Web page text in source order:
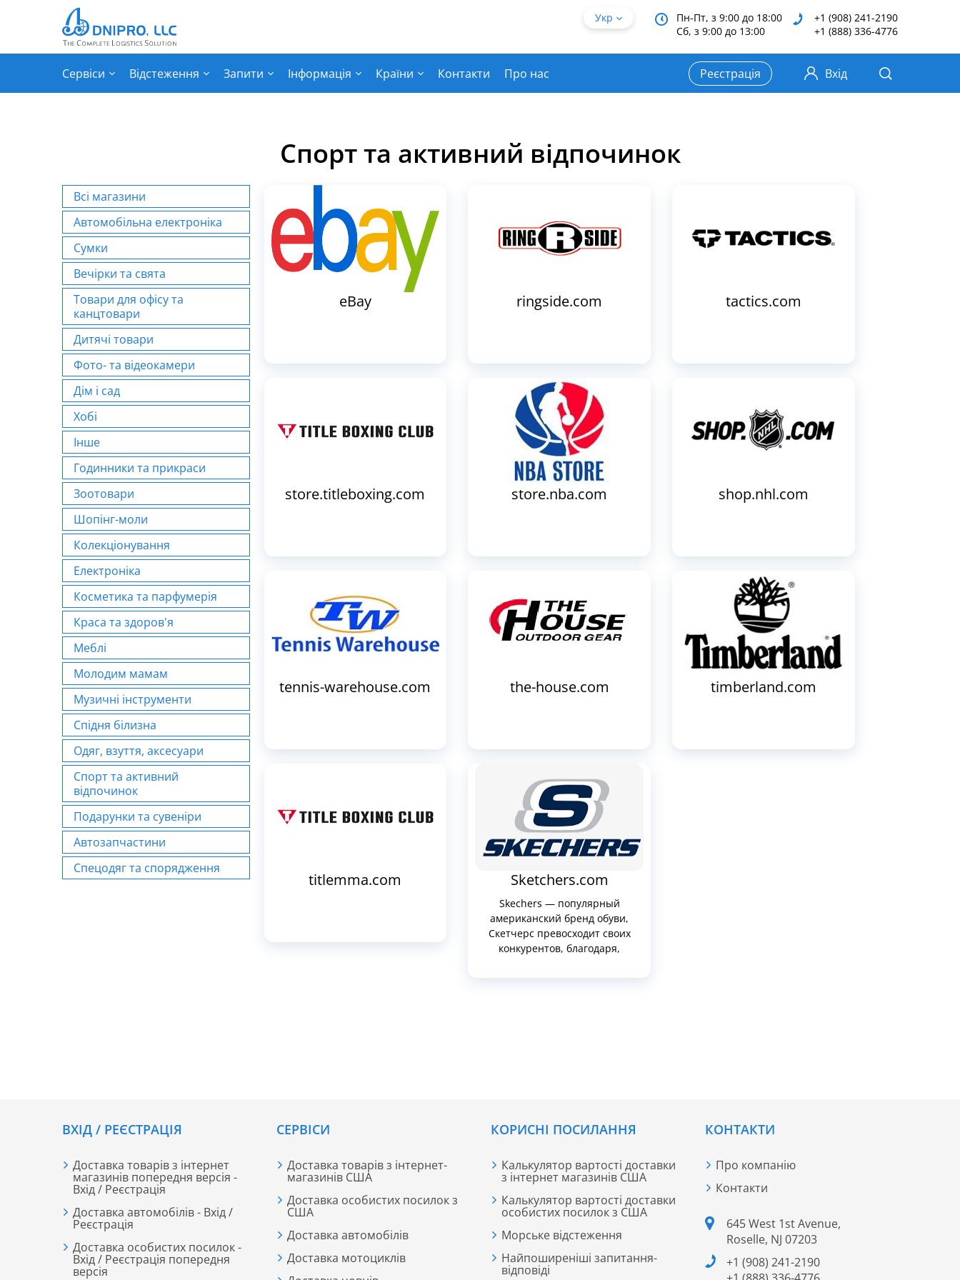
Спорт та активний відпочинок
Всі магазини
Автомобільна електроніка
Сумки
Вечірки та свята
Товари для офісу та
канцтовари
Дитячі товари
Фото- та відеокамери
Дім і сад
Хобі
Інше
Годинники та прикраси
Зоотовари
Шопінг-моли
Колекціонування
Електроніка
Косметика та парфумерія
Краса та здоров'я
Меблі
Молодим мамам
Музичні інструменти
Спідня білизна
Одяг, взуття, аксесуари
Спорт та активний
відпочинок
Подарунки та сувеніри
Автозапчастини
Спецодяг та спорядження
eBay ringside.com tactics.com
store.titleboxing.com store.nba.com shop.nhl.com
tennis-warehouse.com the-house.com timberland.com
titlemma.com Sketchers.com
Skechers — популярный
американский бренд обуви,
Скетчерс превосходит своих
конкурентов, благодаря,
специальных анатомических
Укр
Пн-Пт, з 9:00 до 18:00
Сб, з 9:00 до 13:00
+1 (908) 241-2190
+1 (888) 336-4776
Сервіси Відстеження Запити Інформація Країни Контакти Про нас Реєстрація Вхід
ВХІД / РЕЄСТРАЦІЯ
Доставка товарів з інтернет
магазинів попередня версія -
Вхід / Реєстрація
Доставка автомобілів - Вхід /
Реєстрація
Доставка особистих посилок -
Вхід / Реєстрація попередня
версія
CЕРВІСИ
Доставка товарів з інтернет-
магазинів США
Доставка особистих посилок з
США
Доставка автомобілів
Доставка мотоциклів
КОРИСНІ ПОСИЛАННЯ
Калькулятор вартості доставки
з інтернет магазинів США
Калькулятор вартості доставки
особистих посилок з США
Морське відстеження
Найпоширеніші запитання-
відповіді
КОНТАКТИ
Про компанію
Контакти
645 West 1st Avenue,
Roselle, NJ 07203
+1 (908) 241-2190